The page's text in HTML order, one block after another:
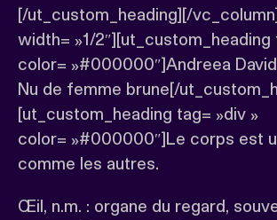
[/ut_custom_heading][/
width= »1/2″][ut_custom_heading
color= »#000000″]Andreea David
Nu de femme brune[/
[ut_custom_heading tag= »div »
color= »#000000″]Le corps est
comme les autres.
Œil, n.m. : organe du regard,